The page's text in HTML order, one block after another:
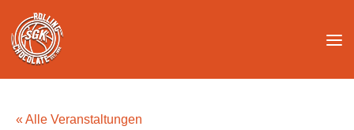
Unter dem Inhalt
« Alle Veranstaltungen